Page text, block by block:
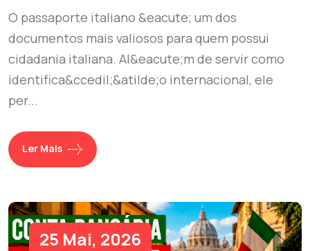
O passaporte italiano &eacute; um dos
documentos mais valiosos para quem possui
cidadania italiana. Al&eacute;m de servir como
identifica&ccedil;&atilde;o internacional, ele
per...
Ler Mais
25 Mai, 2026